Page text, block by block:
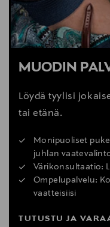
MUODIN
Löydä tyylisi
tai etänä.
Monipuoliset
juhlan
Värikonsultaatio:
Ompelupalvelu:
vaatteisiisi
TUTUSTU JA